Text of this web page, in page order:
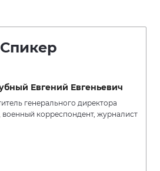
Спикер
Евгений Евгеньевич
генерального директора
военный корреспондент, журналист